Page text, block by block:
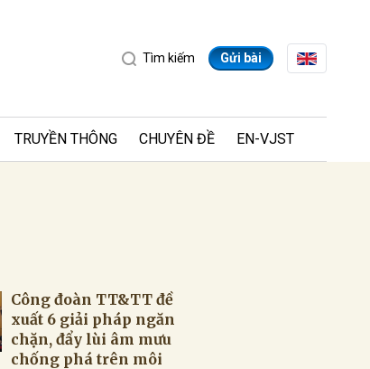
Tìm kiếm Gửi bài
TRUYỀN THÔNG CHUYÊN ĐỀ EN-VJST
Công đoàn TT&TT đề
xuất 6 giải pháp ngăn
chặn, đẩy lùi âm mưu
chống phá trên môi